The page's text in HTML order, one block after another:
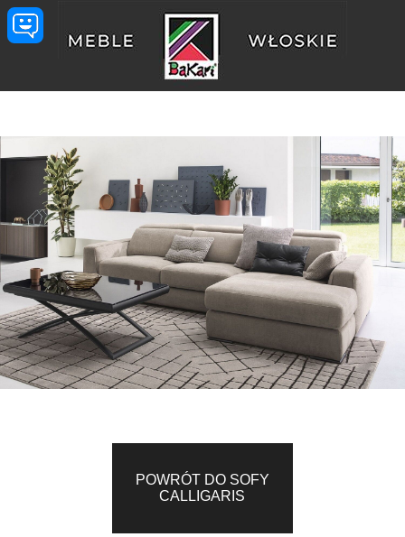
Przejdź do treści
POWRÓT DO SOFY
CALLIGARIS